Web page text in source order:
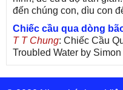
đến chúng con, dìu con
Chiếc cầu qua dòng
T T Chung: Chiếc Cầu
Troubled Water by
26, 1970) Lời Việt: Nhạc
Chung Tử Lưu